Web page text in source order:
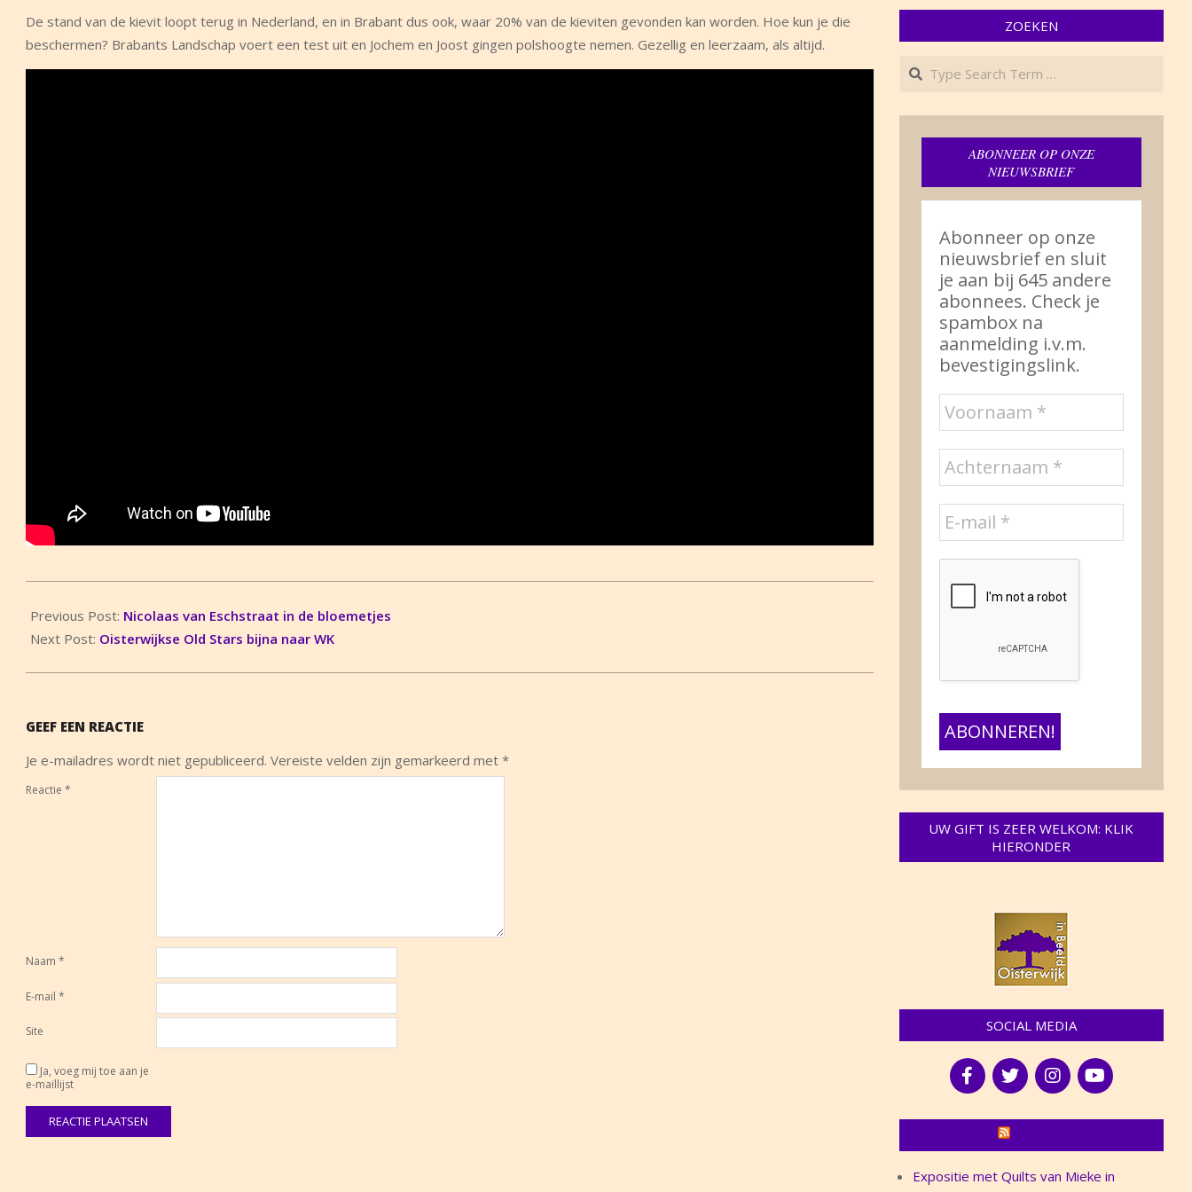
De stand van de kievit loopt terug in Nederland, en in Brabant dus ook, waar 20% van de kieviten gevonden kan worden. Hoe kun je die
beschermen? Brabants Landschap voert een test uit en Jochem en Joost gingen polshoogte nemen. Gezellig en leerzaam, als altijd.
04-
13
Previous Post: Nicolaas van Eschstraat in de bloemetjes
Next Post: Oisterwijkse Old Stars bijna naar WK
GEEF EEN REACTIE
Je e-mailadres wordt niet gepubliceerd. Vereiste velden zijn gemarkeerd met *
Reactie *
Naam *
E-mail *
Site
Ja, voeg mij toe aan je
e-maillijst
ZOEKEN
Search
ABONNEER OP ONZE
NIEUWSBRIEF
Abonneer op onze
nieuwsbrief en sluit
je aan bij 645 andere
abonnees. Check je
spambox na
aanmelding i.v.m.
bevestigingslink.
UW GIFT IS ZEER WELKOM: KLIK
HIERONDER
SOCIAL MEDIA
Expositie met Quilts van Mieke in